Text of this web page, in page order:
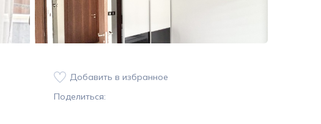
Добавить в избранное
Поделиться: